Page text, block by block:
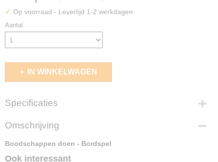
✓ Op voorraad - Levertijd 1-2 werkdagen
Aantal
IN WINKELWAGEN
Specificaties
EAN code
4010168226330
Omschrijving
Boodschappen doen - Bordspel
Ook interessant